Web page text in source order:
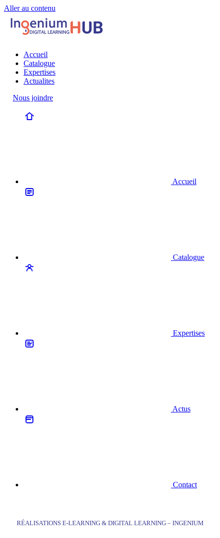
Aller au contenu
Accueil
Catalogue
Expertises
Actualites
Nous joindre
Accueil
Catalogue
Expertises
Actus
Contact
RÉALISATIONS E-LEARNING & DIGITAL LEARNING – INGENIUM